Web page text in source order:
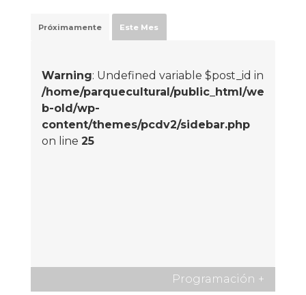
Próximamente Este Mes
Warning: Undefined variable $post_id in
/home/parquecultural/public_html/we
b-old/wp-
content/themes/pcdv2/sidebar.php
on line 25
Programación +